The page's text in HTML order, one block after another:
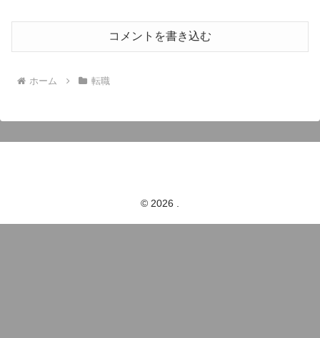
コメントを書き込む
ホーム 転職
© 2026 .